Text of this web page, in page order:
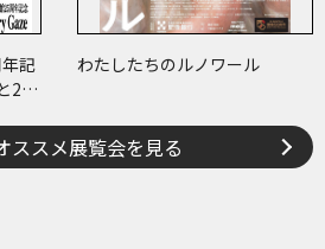
記
21
わたしたちのルノワール
ススメ展覧会を見る